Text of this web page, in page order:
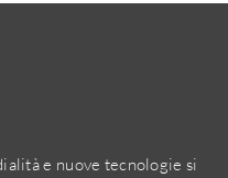
e nuove tecnologie si